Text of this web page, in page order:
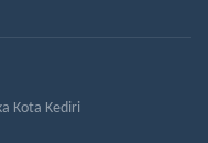
Kota Kediri